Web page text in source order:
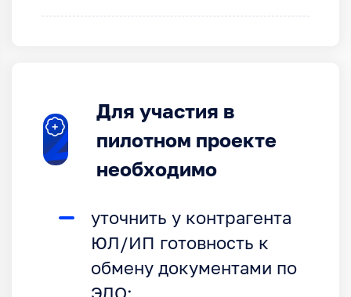
Для участия в
пилотном проекте
необходимо
уточнить у контрагента
ЮЛ/ИП готовность к
обмену документами по